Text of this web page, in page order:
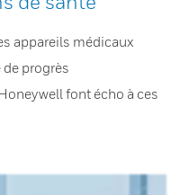
appareils médicaux
progrès
font écho à ces